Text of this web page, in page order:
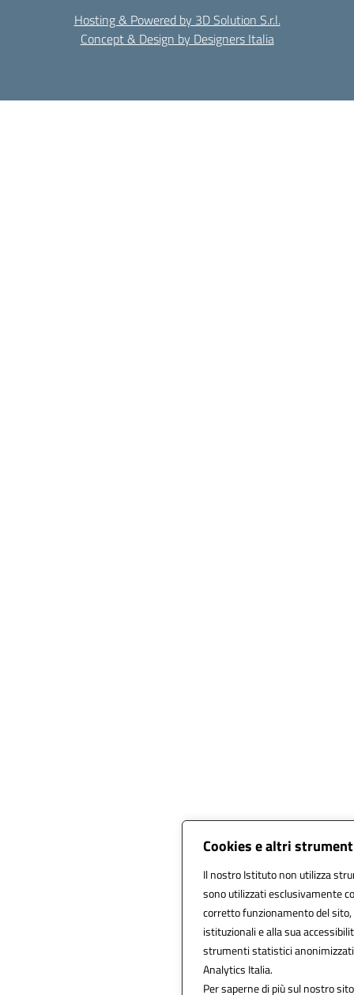
Cookies e altri
Il nostro Istituto non utilizza
sono utilizzati esclusivamente
corretto funzionamento del
istituzionali e alla sua
strumenti statistici
Analytics Italia.
Per saperne di più sul nostro
Hosting & Powered by 3D Solution S.r.l.
Concept & Design by Designers Italia